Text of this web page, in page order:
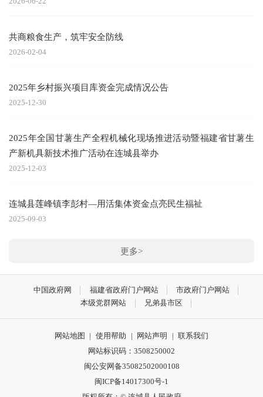
共商粮食生产，筑牢安全防线
2026-02-04
2025年乡村振兴项目库资金完成情况公告
2025-12-30
2025年全国甘薯生产全程机械化现场推进活动暨福建省甘薯生
产新机具新技术推广活动在连城县举办
2025-12-03
连城县莲峰镇李彭村—用活集体资金点亮民生福祉
2025-09-03
更多>
中国政府网 福建省政府门户网站
市政府门户网站
本级党群网站
兄弟县市区
网站地图 | 使用帮助 | 网站声明 | 联系我们
网站标识码：3508250002
闽公安网备35082502000108
闽ICP备14017300号-1